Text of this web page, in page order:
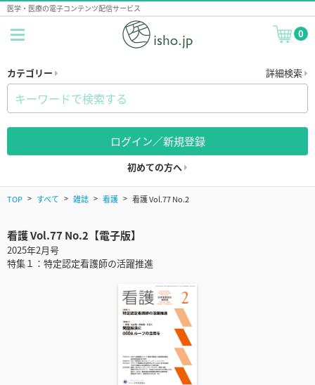
医学・医療の電子コンテンツ配信サービス
0
カテゴリー 詳細検索
ログイン／新規登録
初めての方へ
TOP すべて 雑誌 看護 看護 Vol.77 No.2
看護 Vol.77 No.2【電子版】
2025年2月号
特集１：特定認定看護師の活躍推進